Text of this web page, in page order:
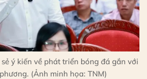
ý kiến về phát triển bóng đá gắn với
(Ảnh minh họa: TNM)